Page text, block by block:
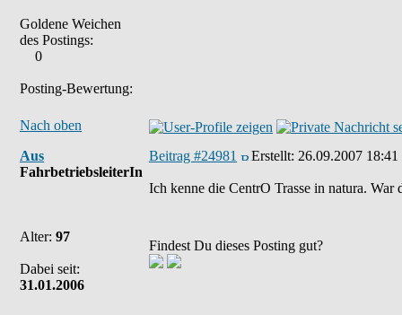
Goldene Weichen
des Postings:
0
Posting-Bewertung:
Nach oben
Aus
FahrbetriebsleiterIn
Alter: 97
Dabei seit:
31.01.2006
Beitrag #24981 Erstellt: 26.09.2007 18:41
Ich kenne die CentrO Trasse in natura. War
Findest Du dieses Posting gut?